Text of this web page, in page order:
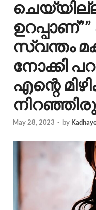
സ്വന്തം
നോക്കി
എന്റെ
May 28, 2023 - by